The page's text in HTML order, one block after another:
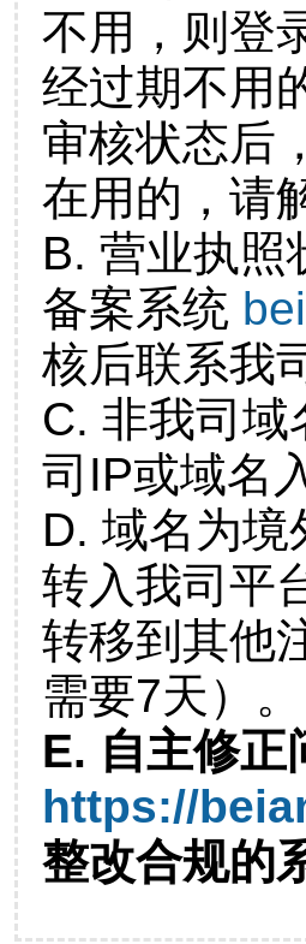
不用，则登
经过期不用
审核状态后
在用的，请
B. 营业执照
备案系统
核后联系我
C. 非我司
司IP或域名
D. 域名为
转入我司平
转移到其他
需要7天）。
E. 自主修正
https://
整改合规的